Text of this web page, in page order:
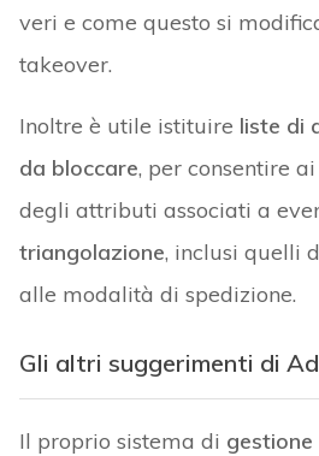
veri e come questo si
takeover.
Inoltre è utile istituire liste di
da bloccare, per consentire
degli attributi associati a
triangolazione, inclusi quelli
alle modalità di spedizione.
Gli altri suggerimenti di
Il proprio sistema di gestione